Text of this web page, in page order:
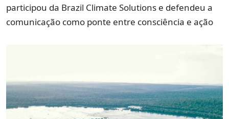
participou da Brazil Climate Solutions e defendeu a
comunicação como ponte entre consciência e ação